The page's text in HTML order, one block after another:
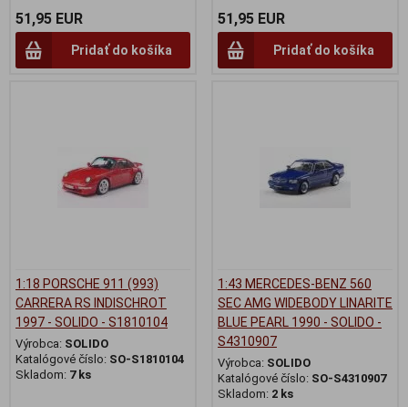
51,95 EUR
Pridať do košíka
51,95 EUR
Pridať do košíka
1:18 PORSCHE 911 (993)
CARRERA RS INDISCHROT
1997 - SOLIDO - S1810104
Výrobca: SOLIDO
Katalógové číslo: SO-S1810104
Skladom: 7 ks
1:43 MERCEDES-BENZ 560
SEC AMG WIDEBODY LINARITE
BLUE PEARL 1990 - SOLIDO -
S4310907
Výrobca: SOLIDO
Katalógové číslo: SO-S4310907
Skladom: 2 ks